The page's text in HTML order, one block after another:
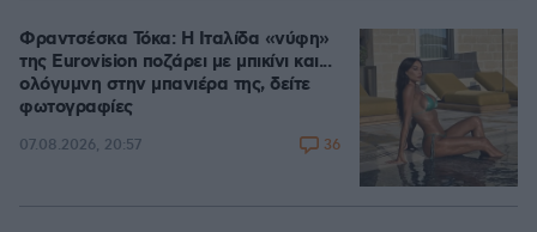
Φραντσέσκα Τόκα: Η Ιταλίδα «νύφη»
της Eurovision ποζάρει με μπικίνι και...
ολόγυμνη στην μπανιέρα της, δείτε
φωτογραφίες
07.08.2026, 20:57 36